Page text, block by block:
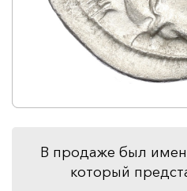
В продаже был
который